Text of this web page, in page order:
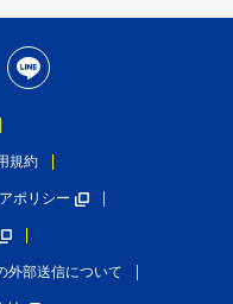
規約
ポリシー
外部送信について